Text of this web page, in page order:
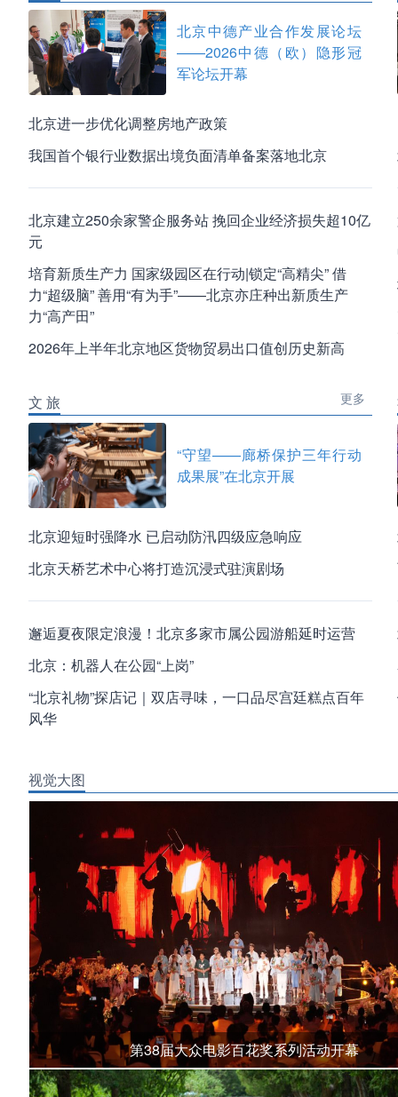
北京中德产业合作发展论坛
——2026中德（欧）隐形冠
军论坛开幕
北京进一步优化调整房地产政策
我国首个银行业数据出境负面清单备案落地北京
北京建立250余家警企服务站 挽回企业经济损失超10亿
元
培育新质生产力 国家级园区在行动|锁定“高精尖” 借
力“超级脑” 善用“有为手”——北京亦庄种出新质生产
力“高产田”
2026年上半年北京地区货物贸易出口值创历史新高
文 旅 更多
“守望——廊桥保护三年行动
成果展”在北京开展
北京迎短时强降水 已启动防汛四级应急响应
北京天桥艺术中心将打造沉浸式驻演剧场
邂逅夏夜限定浪漫！北京多家市属公园游船延时运营
北京：机器人在公园“上岗”
“北京礼物”探店记｜双店寻味，一口品尽宫廷糕点百年
风华
视觉大图
第38届大众电影百花奖系列活动开幕